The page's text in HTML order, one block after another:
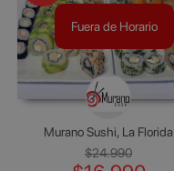
Fuera de Horario
Murano Sushi, La Florida
$24.990